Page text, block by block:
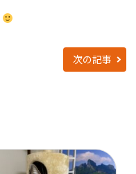
次の記事